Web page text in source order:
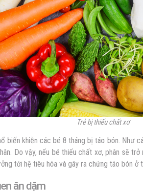
Trẻ bị thiếu chất xơ
biến khiễn các bé 8 tháng bị táo bón. Như
Do vậy, nếu bé thiếu chất xơ, phân sẽ
tới hệ tiêu hóa và gây ra chứng táo bón ở
ăn dặm